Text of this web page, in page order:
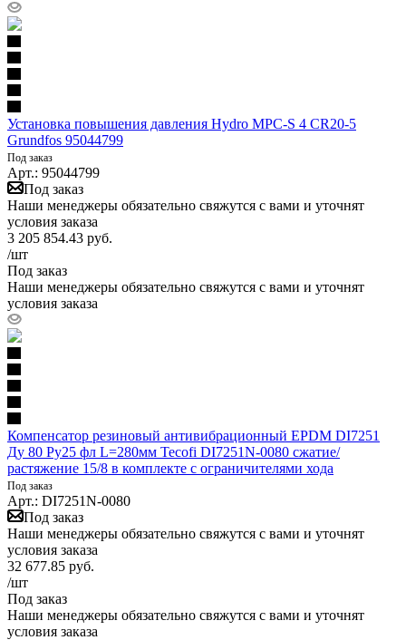
Установка повышения давления Hydro MPC-S 4 CR20-5
Grundfos 95044799
Под заказ
Арт.: 95044799
Под заказ
Наши менеджеры обязательно свяжутся с вами и уточнят
условия заказа
3 205 854.43 руб.
/шт
Под заказ
Наши менеджеры обязательно свяжутся с вами и уточнят
условия заказа
Компенсатор резиновый антивибрационный EPDM DI7251
Ду 80 Ру25 фл L=280мм Tecofi DI7251N-0080 сжатие/
растяжение 15/8 в комплекте с ограничителями хода
Под заказ
Арт.: DI7251N-0080
Под заказ
Наши менеджеры обязательно свяжутся с вами и уточнят
условия заказа
32 677.85 руб.
/шт
Под заказ
Наши менеджеры обязательно свяжутся с вами и уточнят
условия заказа